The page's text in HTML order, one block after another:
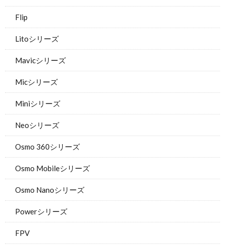
Flip
Litoシリーズ
Mavicシリーズ
Micシリーズ
Miniシリーズ
Neoシリーズ
Osmo 360シリーズ
Osmo Mobileシリーズ
Osmo Nanoシリーズ
Powerシリーズ
FPV